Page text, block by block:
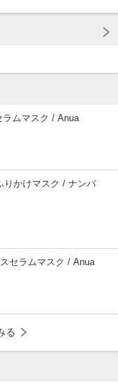
ラムマスク / Anua
りかけマスク / ナンバ
セラムマスク / Anua
る